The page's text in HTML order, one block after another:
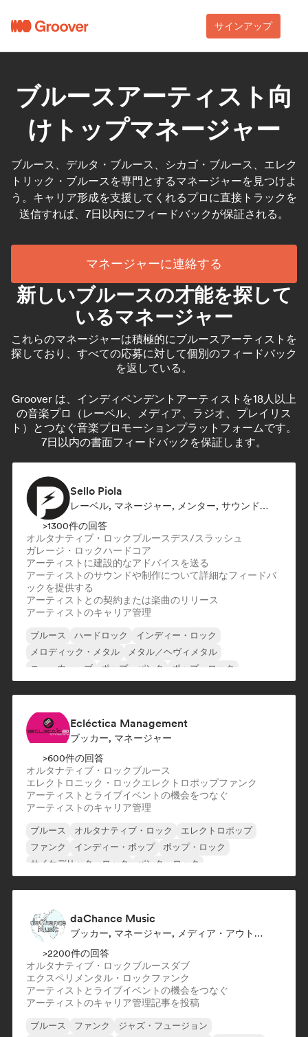
サインアップ
ブルースアーティスト向
けトップマネージャー
ブルース、デルタ・ブルース、シカゴ・ブルース、エレク
トリック・ブルースを専門とするマネージャーを見つけよ
う。キャリア形成を支援してくれるプロに直接トラックを
送信すれば、7日以内にフィードバックが保証される。
マネージャーに連絡する
新しいブルースの才能を探して
いるマネージャー
これらのマネージャーは積極的にブルースアーティストを
探しており、すべての応募に対して個別のフィードバック
を返している。
Groover は、インディペンデントアーティストを18人以上
の音楽プロ（レーベル、メディア、ラジオ、プレイリス
ト）とつなぐ音楽プロモーションプラットフォームです。
7日以内の書面フィードバックを保証します。
Sello Piola
レーベル, マネージャー, メンター, サウンドエキスパート
>1300件の回答
オルタナティブ・ロックブルースデス/スラッシュ
ガレージ・ロックハードコア
アーティストに建設的なアドバイスを送る
アーティストのサウンドや制作について詳細なフィードバ
ックを提供する
アーティストとの契約または楽曲のリリース
アーティストのキャリア管理
ブルース ハードロック
インディー・ロック
メロディック・メタル
メタル／ヘヴィメタル
ニューウェーブ
ポップ・パンク ポップ・ロック
Ecléctica Management
ブッカー, マネージャー
>600件の回答
オルタナティブ・ロックブルース
エレクトロニック・ロックエレクトロポップファンク
アーティストとライブイベントの機会をつなぐ
アーティストのキャリア管理
ブルース オルタナティブ・ロック
エレクトロポップ
ファンク
インディー・ポップ
ポップ・ロック
サイケデリック・ロック
パンク・ロック
daChance Music
ブッカー, マネージャー, メディア・アウトレット／ジャーナリスト
>2200件の回答
オルタナティブ・ロックブルース ダブ
エクスペリメンタル・ロックファンク
アーティストとライブイベントの機会をつなぐ
アーティストのキャリア管理記事を投稿
ブルース ファンク
ジャズ・フュージョン